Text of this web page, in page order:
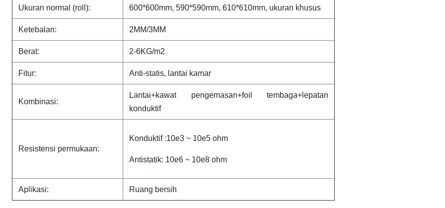
Ukuran normal (roll): 600*600mm, 590*590mm, 610*610mm, ukuran khusus
Ketebalan: 2MM/3MM
Berat: 2-6KG/m2
Fitur: Anti-statis, lantai kamar
Kombinasi:
Lantai+kawat pengemasan+foil tembaga+lepatan
konduktif
Resistensi permukaan:
Konduktif :10e3 ~ 10e5 ohm
Antistatik: 10e6 ~ 10e8 ohm
Aplikasi: Ruang bersih